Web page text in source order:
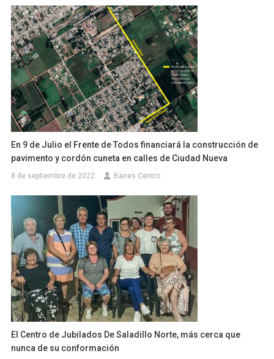
En 9 de Julio el Frente de Todos financiará la construcción de
pavimento y cordón cuneta en calles de Ciudad Nueva
8 de septiembre de 2022 Baires Centro
El Centro de Jubilados De Saladillo Norte, más cerca que
nunca de su conformación